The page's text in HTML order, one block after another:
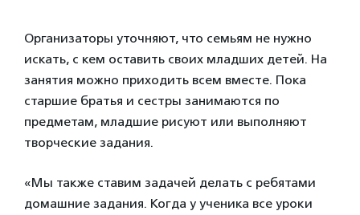
Организаторы уточняют, что семьям не нужно
искать, с кем оставить своих младших детей. На
занятия можно приходить всем вместе. Пока
старшие братья и сестры занимаются по
предметам, младшие рисуют или выполняют
творческие задания.
«Мы также ставим задачей делать с ребятами
домашние задания. Когда у ученика все уроки